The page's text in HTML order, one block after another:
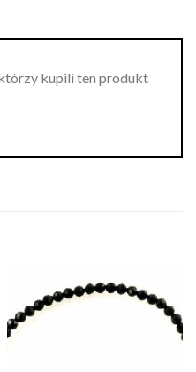
kupili ten produkt